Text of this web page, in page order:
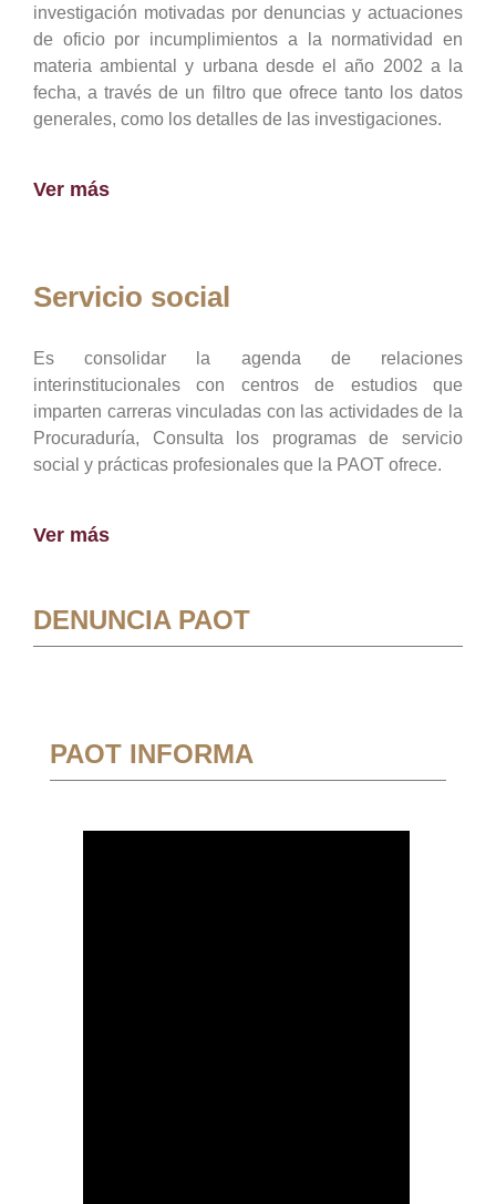
investigación motivadas por denuncias y actuaciones
de oficio por incumplimientos a la normatividad en
materia ambiental y urbana desde el año 2002 a la
fecha, a través de un filtro que ofrece tanto los datos
generales, como los detalles de las investigaciones.
Ver más
Servicio social
Es consolidar la agenda de relaciones
interinstitucionales con centros de estudios que
imparten carreras vinculadas con las actividades de la
Procuraduría, Consulta los programas de servicio
social y prácticas profesionales que la PAOT ofrece.
Ver más
DENUNCIA PAOT
PAOT INFORMA